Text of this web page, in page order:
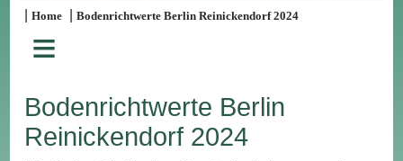
|Home |Bodenrichtwerte Berlin Reinickendorf 2024
≡
Bodenrichtwerte Berlin
Reinickendorf 2024